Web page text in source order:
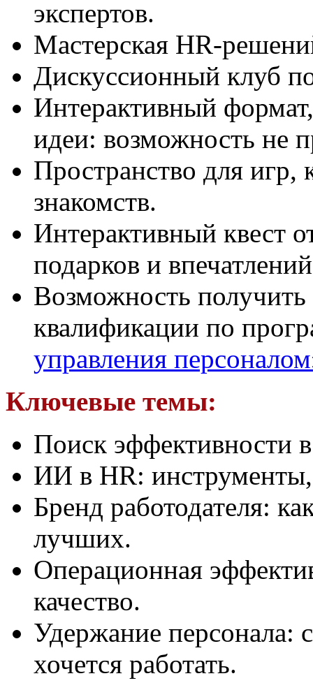
экспертов.
Мастерская HR-
Дискуссионный клуб
Интерактивный
идеи: возможность не
Пространство для игр,
знакомств.
Интерактивный квест
подарков и
Возможность
квалификации по
управления
Ключевые темы:
Поиск эффективности
ИИ в HR:
Бренд работодателя:
лучших.
Операционная
качество.
Удержание персонала:
хочется работать.